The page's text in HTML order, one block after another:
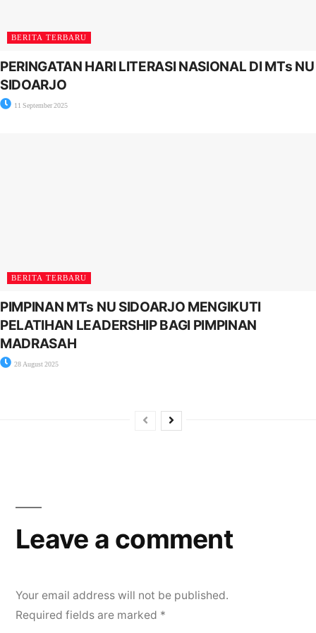
BERITA TERBARU
PERINGATAN HARI LITERASI NASIONAL DI MTs NU
SIDOARJO
11 September 2025
BERITA TERBARU
PIMPINAN MTs NU SIDOARJO MENGIKUTI
PELATIHAN LEADERSHIP BAGI PIMPINAN
MADRASAH
28 August 2025
Leave a comment
Your email address will not be published.
Required fields are marked *